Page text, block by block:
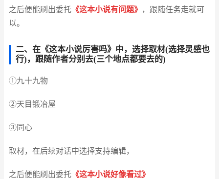
之后便能刷出委托 《这本小说有问题》
，跟随任务走就可
以。
二、在《这本小说厉害吗》中，选择取材(选择灵感也
行)，跟随作者分别去(三个地点都要去的)
①九十九物
②天目锻冶屋
③同心
取材，在后续对话中选择支持编辑，
之后便能刷出委托 《这本小说好像看过》